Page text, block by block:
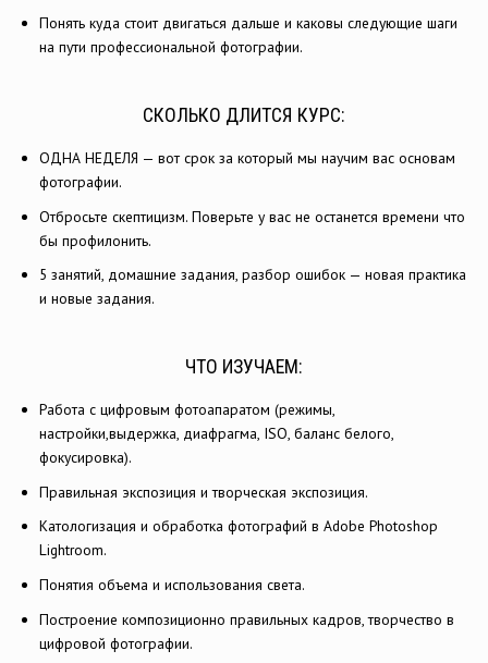
Понять куда стоит двигаться дальше и каковы следующие шаги
на пути профессиональной фотографии.
СКОЛЬКО ДЛИТСЯ КУРС:
ОДНА НЕДЕЛЯ — вот срок за который мы научим вас основам
фотографии.
Отбросьте скептицизм. Поверьте у вас не останется времени что
бы профилонить.
5 занятий, домашние задания, разбор ошибок — новая практика
и новые задания.
ЧТО ИЗУЧАЕМ:
Работа с цифровым фотоапаратом (режимы,
настройки,выдержка, диафрагма, ISO, баланс белого,
фокусировка).
Правильная экспозиция и творческая экспозиция.
Катологизация и обработка фотографий в Adobe Photoshop
Lightroom.
Понятия объема и использования света.
Построение композиционно правильных кадров, творчество в
цифровой фотографии.